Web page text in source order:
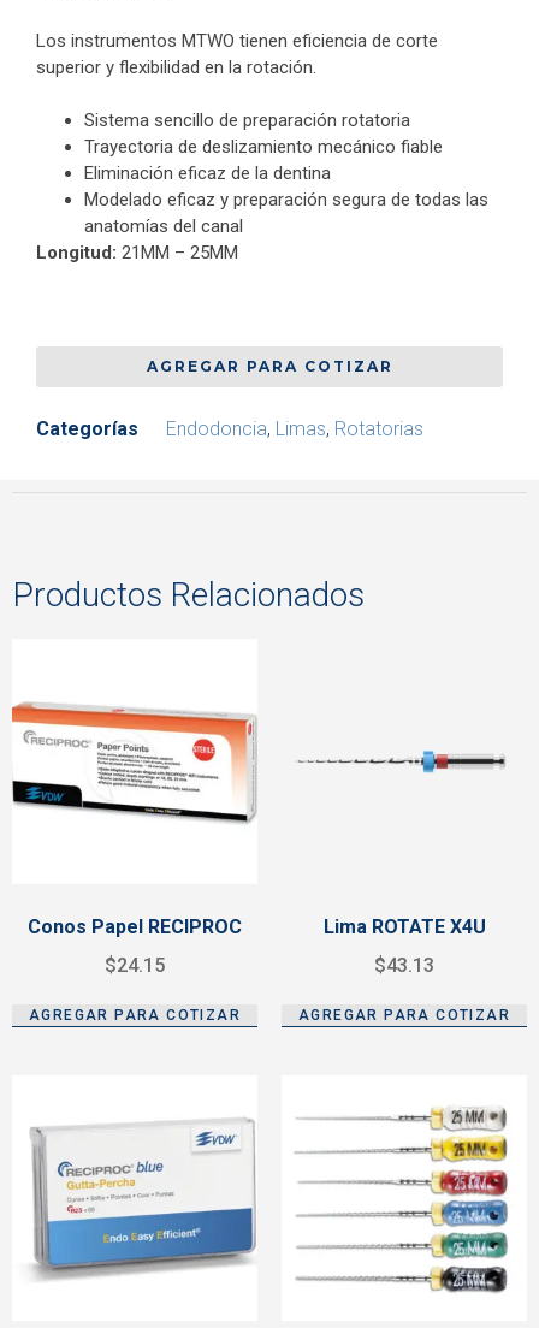
Los instrumentos MTWO tienen eficiencia de corte
superior y flexibilidad en la rotación.
Sistema sencillo de preparación rotatoria
Trayectoria de deslizamiento mecánico fiable
Eliminación eficaz de la dentina
Modelado eficaz y preparación segura de todas las
anatomías del canal
Longitud: 21MM – 25MM
AGREGAR PARA COTIZAR
Categorías Endodoncia, Limas, Rotatorias
Productos Relacionados
Conos Papel RECIPROC
$24.15
AGREGAR PARA COTIZAR
Lima ROTATE X4U
$43.13
AGREGAR PARA COTIZAR